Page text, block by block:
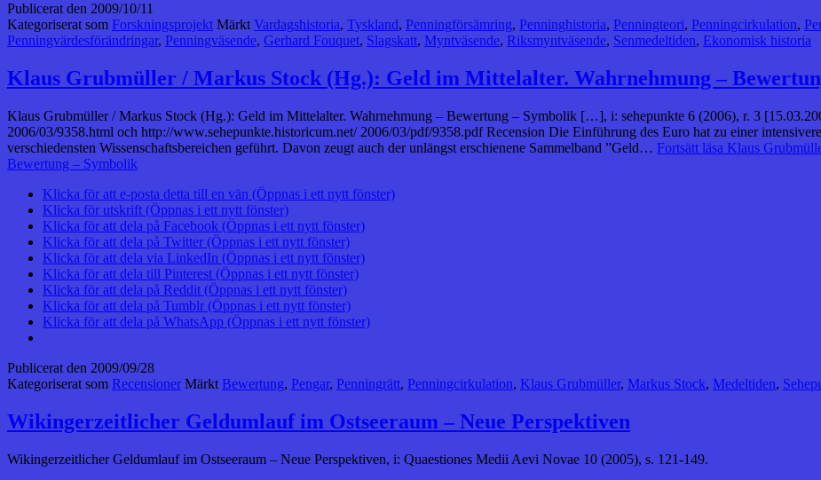
Publicerat den 2009/10/11
Kategoriserat som Forskningsprojekt Märkt Vardagshistoria, Tyskland, Penningförsämring, Penninghistoria, Penningteori, Penningcirkulation,
Penningvärdesförändringar, Penningväsende, Gerhard Fouquet, Slagskatt, Myntväsende, Riksmyntväsende, Senmedeltiden, Ekonomisk historia
Klaus Grubmüller / Markus Stock (Hg.): Geld im Mittelalter. Wahrnehmung –
Klaus Grubmüller / Markus Stock (Hg.): Geld im Mittelalter. Wahrnehmung – Bewertung – Symbolik […], i: sehepunkte 6 (2006), r. 3
2006/03/9358.html och http://www.sehepunkte.historicum.net/ 2006/03/pdf/9358.pdf Recension Die Einführung des Euro hat zu einer
verschiedensten Wissenschaftsbereichen geführt. Davon zeugt auch der unlängst erschienene Sammelband ”Geld… Fortsätt läsa Klaus
Bewertung – Symbolik
Klicka för att e-posta detta till en vän (Öppnas i ett nytt fönster)
Klicka för utskrift (Öppnas i ett nytt fönster)
Klicka för att dela på Facebook (Öppnas i ett nytt fönster)
Klicka för att dela på Twitter (Öppnas i ett nytt fönster)
Klicka för att dela via LinkedIn (Öppnas i ett nytt fönster)
Klicka för att dela till Pinterest (Öppnas i ett nytt fönster)
Klicka för att dela på Reddit (Öppnas i ett nytt fönster)
Klicka för att dela på Tumblr (Öppnas i ett nytt fönster)
Klicka för att dela på WhatsApp (Öppnas i ett nytt fönster)
Publicerat den 2009/09/28
Kategoriserat som Recensioner Märkt Bewertung, Pengar, Penningrätt, Penningcirkulation, Klaus Grubmüller, Markus Stock, Medeltiden,
Wikingerzeitlicher Geldumlauf im Ostseeraum – Neue Perspektiven
Wikingerzeitlicher Geldumlauf im Ostseeraum – Neue Perspektiven, i: Quaestiones Medii Aevi Novae 10 (2005), s. 121-149.